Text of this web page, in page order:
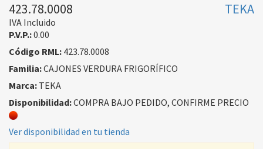
423.78.0008
TEKA
IVA Incluido
P.V.P.:0.00
Código RML: 423.78.0008
Familia:CAJONES VERDURA FRIGORÍFICO
Marca: TEKA
Disponibilidad:COMPRA BAJO PEDIDO, CONFIRME PRECIO
Ver disponibilidad en tu tienda